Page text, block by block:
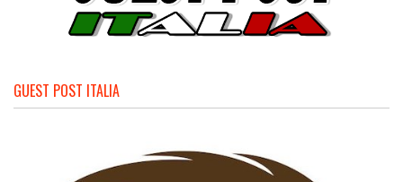
GUEST POST ITALIA